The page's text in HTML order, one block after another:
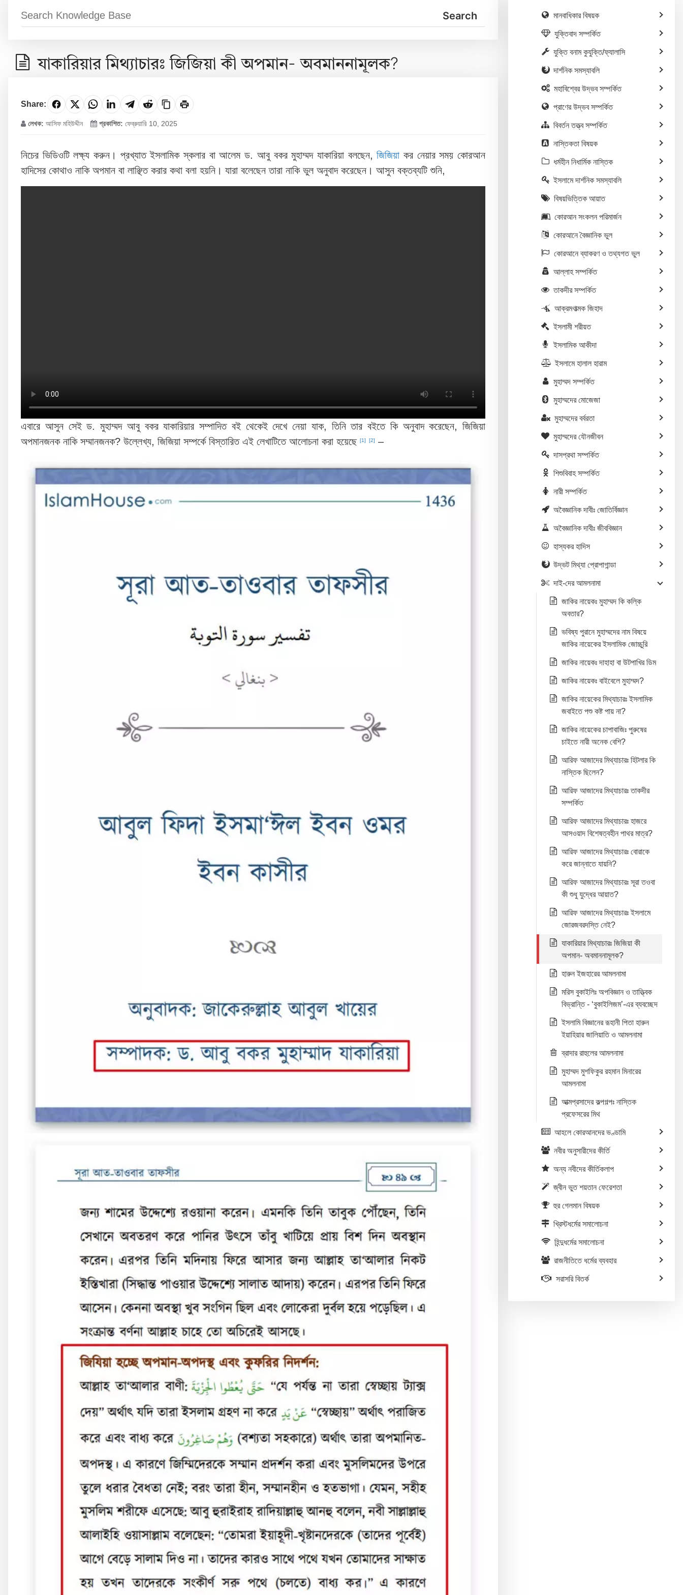
যাকারিয়ার মিথ্যাচারঃ জিজিয়া কী অপমান- অবমাননামূলক?
Share:
লেখক: আসিফ মহিউদ্দীন প্রকাশিত: ফেব্রুয়ারি 10, 2025
নিচের ভিডিওটি লক্ষ্য করুন। প্রখ্যাত ইসলামিক স্কলার বা আলেম ড. আবু বকর মুহাম্মদ যাকারিয়া বলছেন,জিজিয়া কর নেয়ার সময় কোরআন
হাদিসের কোথাও নাকি অপমান বা লাঞ্ছিত করার কথা বলা হয়নি। যারা বলেছেন তারা নাকি ভুল অনুবাদ করেছেন। আসুন বক্তব্যটি শুনি,
এবারে আসুন সেই ড. মুহাম্মদ আবু বকর যাকারিয়ার সম্পাদিত বই থেকেই দেখে নেয়া যাক, তিনি তার বইতে কি অনুবাদ করেছেন, জিজিয়া
অপমানজনক নাকি সম্মানজনক? উল্লেখ্য, জিজিয়া সম্পর্কে বিস্তারিত এই লেখাটিতে আলোচনা করা হয়েছে [1] [2] –
মানবাধিকার বিষয়ক
যুক্তিবাদ সম্পর্কিত
যুক্তি বনাম কুযুক্তি/ফ্যালাসি
দার্শনিক সমস্যাবলি
মহাবিশ্বের উদ্ভব সম্পর্কিত
প্রাণের উদ্ভব সম্পর্কিত
বিবর্তন তত্ত্ব সম্পর্কিত
নাস্তিকতা বিষয়ক
ধর্মহীন নিধার্মিক নাস্তিক
ইসলামে দার্শনিক সমস্যাবলি
বিষয়ভিত্তিক আয়াত
কোরআন সংকলন পরিমার্জন
কোরআনে বৈজ্ঞানিক ভুল
কোরআনে ব্যাকরণ ও তথ্যগত ভুল
আল্লাহ সম্পর্কিত
তাকদীর সম্পর্কিত
আক্রমণাত্মক জিহাদ
ইসলামী শরীয়ত
ইসলামিক আকীদা
ইসলামে হালাল হারাম
মুহাম্মদ সম্পর্কিত
মুহাম্মদের মোজেজা
মুহাম্মদের বর্বরতা
মুহাম্মদের যৌনজীবন
দাসপ্রথা সম্পর্কিত
শিশুবিবাহ সম্পর্কিত
নারী সম্পর্কিত
অবৈজ্ঞানিক দাবীঃ জোতির্বিজ্ঞান
অবৈজ্ঞানিক দাবীঃ জীববিজ্ঞান
হাস্যকর হাদিস
উদ্ভট মিথ্যা প্রোপাগান্ডা
দাই-দের আমলনামা
জাকির নায়েকঃ মুহাম্মদ কি কল্কি
অবতার?
ভবিষ্য পুরানে মুহাম্মদের নাম বিষয়ে
জাকির নায়েকের ইসলামিক জোচ্চুরি
জাকির নায়েকঃ দাহাহা বা উটপাখির ডিম
জাকির নায়েকঃ বাইবেলে মুহাম্মদ?
জাকির নায়েকের মিথ্যাচারঃ ইসলামিক
জবাইতে পশু কষ্ট পায় না?
জাকির নায়েকের চাপাবাজিঃ পুরুষের
চাইতে নারী অনেক বেশি?
আরিফ আজাদের মিথ্যাচারঃ হিটলার কি
নাস্তিক ছিলেন?
আরিফ আজাদের মিথ্যাচারঃ তাকদীর
সম্পর্কিত
আরিফ আজাদের মিথ্যাচারঃ হাজরে
আসওয়াদ বিশেষত্বহীন পাথর মাত্র?
আরিফ আজাদের মিথ্যাচারঃ বোরাকে
করে জান্নাতে যায়নি?
আরিফ আজাদের মিথ্যাচারঃ সূরা তওবা
কী শুধু যুদ্ধের আয়াত?
আরিফ আজাদের মিথ্যাচারঃ ইসলামে
জোরজবরদস্তি নেই?
যাকারিয়ার মিথ্যাচারঃ জিজিয়া কী
অপমান- অবমাননামূলক?
হারুন ইজহারের আমলনামা
মরিস বুকাইলিঃ অপবিজ্ঞান ও তাত্ত্বিক
বিভ্রান্তি - ‘বুকাইলিজম’-এর ব্যবচ্ছেদ
ইসলামি বিজ্ঞানের রূহানী পিতা হারুন
ইয়াহিয়ার জালিয়াতি ও আমলনামা
ব্রাদার রাহুলের আমলনামা
মুহাম্মদ মুশফিকুর রহমান মিনারের
আমলনামা
আত্মপ্রসাদের কল্পগল্পঃ নাস্তিক
প্রফেসরের মিথ
আহলে কোরআনদের ভণ্ডামি
নবীর অনুসারীদের কীর্তি
অন্য নবীদের কীর্তিকলাপ
জ্বীন ভুত শয়তান ফেরেশতা
হুর গেলমান বিষয়ক
খ্রিস্টধর্মের সমালোচনা
হিন্দুধর্মের সমালোচনা
রাজনীতিতে ধর্মের ব্যবহার
সরাসরি বিতর্ক